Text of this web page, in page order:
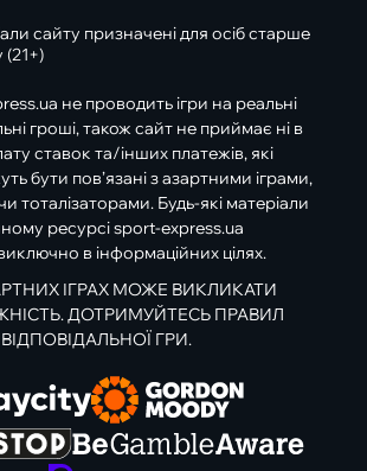
сайту призначені для осіб старше
(21+)
не проводить ігри на реальні
гроші, також сайт не приймає ні в
ставок та/інших платежів, які
бути пов’язані з азартними іграми,
тоталізаторами. Будь-які матеріали
ресурсі sport-express.ua
в інформаційних цілях.
ІГРАХ МОЖЕ ВИКЛИКАТИ
ДОТРИМУЙТЕСЬ ПРАВИЛ
ГРИ.